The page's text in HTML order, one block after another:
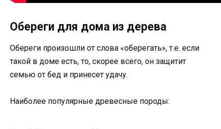
Обереги для дома из дерева
Обереги произошли от слова «оберегать», т.е. если
такой в доме есть, то, скорее всего, он защитит
семью от бед и принесет удачу.
Наиболее популярные древесные породы: